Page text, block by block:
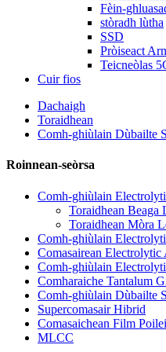
Fèin-
stòradh lùtha
SSD
Pròiseact
Teicneòlas
Cuir fios
Dachaigh
Toraidhean
Comh-ghiùlain Dùbailte
Roinnean-seòrsa
Comh-ghiùlain
Toraidhean Beaga
Toraidhean Mòra
Comh-ghiùlain
Comasairean
Comh-ghiùlain
Comharaiche Tantalum
Comh-ghiùlain Dùbailte
Supercomasair Hibrid
Comasaichean Film
MLCC